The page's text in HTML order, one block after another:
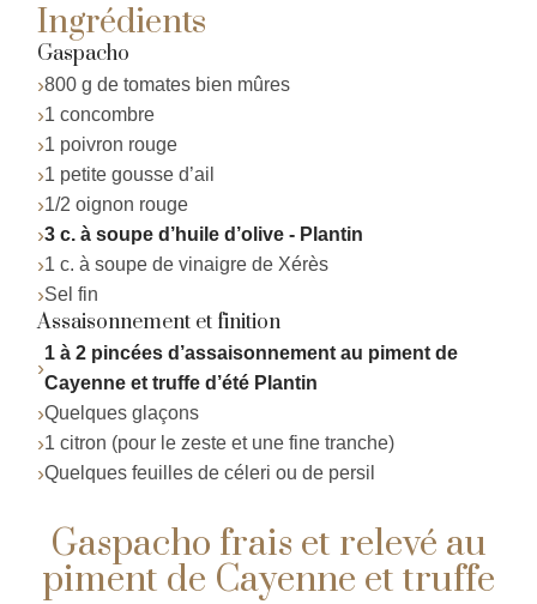
Ingrédients
Gaspacho
800 g de tomates bien mûres
1 concombre
1 poivron rouge
1 petite gousse d’ail
1/2 oignon rouge
3 c. à soupe d’huile d’olive - Plantin
1 c. à soupe de vinaigre de Xérès
Sel fin
Assaisonnement et finition
1 à 2 pincées d’assaisonnement au piment de
Cayenne et truffe d’été Plantin
Quelques glaçons
1 citron (pour le zeste et une fine tranche)
Quelques feuilles de céleri ou de persil
Gaspacho frais et relevé au
piment de Cayenne et truffe